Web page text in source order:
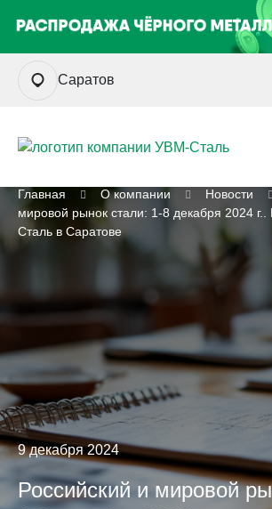
Саратов
Главная О компании Новости
мировой рынок стали: 1-8 декабря 2024
Сталь в Саратове
9 декабря 2024
Российский и мировой